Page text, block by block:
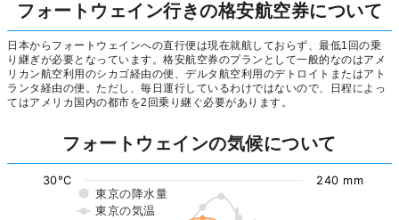
フォートウェイン行きの格安航空券について
日本からフォートウェインへの直行便は現在就航しておらず、最低1回の乗
り継ぎが必要となっています。格安航空券のプランとして一般的なのはアメ
リカン航空利用のシカゴ経由の便、デルタ航空利用のデトロイトまたはアト
ランタ経由の便。ただし、毎日運行しているわけではないので、日程によっ
てはアメリカ国内の都市を2回乗り継ぐ必要があります。
フォートウェインの気候について
東京の降水量
東京の気温
30°C 240 mm